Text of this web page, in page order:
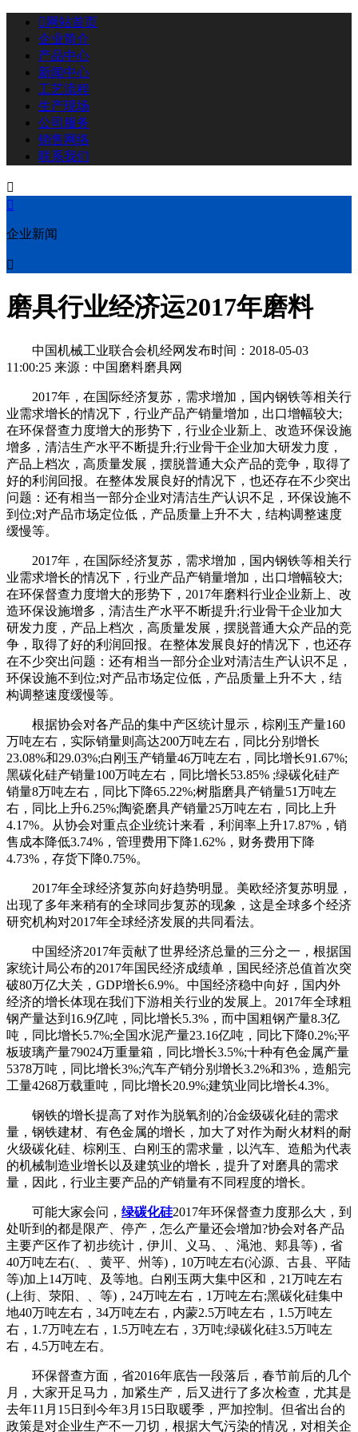
 网站首页
企业简介
产品中心
新闻中心
工艺流程
生产现场
公司服务
销售网络
联系我们


企业新闻

磨具行业经济运2017年磨料
中国机械工业联合会机经网发布时间：2018-05-03
11:00:25 来源：中国磨料磨具网
2017年，在国际经济复苏，需求增加，国内钢铁等相关行
业需求增长的情况下，行业产品产销量增加，出口增幅较大;
在环保督查力度增大的形势下，行业企业新上、改造环保设施
增多，清洁生产水平不断提升;行业骨干企业加大研发力度，
产品上档次，高质量发展，摆脱普通大众产品的竞争，取得了
好的利润回报。在整体发展良好的情况下，也还存在不少突出
问题：还有相当一部分企业对清洁生产认识不足，环保设施不
到位;对产品市场定位低，产品质量上升不大，结构调整速度
缓慢等。
2017年，在国际经济复苏，需求增加，国内钢铁等相关行
业需求增长的情况下，行业产品产销量增加，出口增幅较大;
在环保督查力度增大的形势下，2017年磨料行业企业新上、改
造环保设施增多，清洁生产水平不断提升;行业骨干企业加大
研发力度，产品上档次，高质量发展，摆脱普通大众产品的竞
争，取得了好的利润回报。在整体发展良好的情况下，也还存
在不少突出问题：还有相当一部分企业对清洁生产认识不足，
环保设施不到位;对产品市场定位低，产品质量上升不大，结
构调整速度缓慢等。
根据协会对各产品的集中产区统计显示，棕刚玉产量160
万吨左右，实际销量则高达200万吨左右，同比分别增长
23.08%和29.03%;白刚玉产销量46万吨左右，同比增长91.67%;
黑碳化硅产销量100万吨左右，同比增长53.85% ;绿碳化硅产
销量8万吨左右，同比下降65.22%;树脂磨具产销量51万吨左
右，同比上升6.25%;陶瓷磨具产销量25万吨左右，同比上升
4.17%。从协会对重点企业统计来看，利润率上升17.87%，销
售成本降低3.74%，管理费用下降1.62%，财务费用下降
4.73%，存货下降0.75%。
2017年全球经济复苏向好趋势明显。美欧经济复苏明显，
出现了多年来稍有的全球同步复苏的现象，这是全球多个经济
研究机构对2017年全球经济发展的共同看法。
中国经济2017年贡献了世界经济总量的三分之一，根据国
家统计局公布的2017年国民经济成绩单，国民经济总值首次突
破80万亿大关，GDP增长6.9%。中国经济稳中向好，国内外
经济的增长体现在我们下游相关行业的发展上。2017年全球粗
钢产量达到16.9亿吨，同比增长5.3%，而中国粗钢产量8.3亿
吨，同比增长5.7%;全国水泥产量23.16亿吨，同比下降0.2%;平
板玻璃产量79024万重量箱，同比增长3.5%;十种有色金属产量
5378万吨，同比增长3%;汽车产销分别增长3.2%和3%，造船完
工量4268万载重吨，同比增长20.9%;建筑业同比增长4.3%。
钢铁的增长提高了对作为脱氧剂的冶金级碳化硅的需求
量，钢铁建材、有色金属的增长，加大了对作为耐火材料的耐
火级碳化硅、棕刚玉、白刚玉的需求量，以汽车、造船为代表
的机械制造业增长以及建筑业的增长，提升了对磨具的需求
量，因此，行业主要产品的产销量有不同程度的增长。
可能大家会问， 绿碳化硅2017年环保督查力度那么大，到
处听到的都是限产、停产，怎么产量还会增加?协会对各产品
主要产区作了初步统计，伊川、义马、、渑池、郏县等)，省
40万吨左右(、、黄平、州等)，10万吨左右(沁源、古县、平陆
等)加上14万吨、及等地。白刚玉两大集中区和，21万吨左右
(上街、荥阳、、等)，24万吨左右，1万吨左右;黑碳化硅集中
地40万吨左右，34万吨左右，内蒙2.5万吨左右，1.5万吨左
右，1.7万吨左右，1.5万吨左右，3万吨;绿碳化硅3.5万吨左
右，4.5万吨左右。
环保督查方面，省2016年底告一段落后，春节前后的几个
月，大家开足马力，加紧生产，后又进行了多次检查，尤其是
去年11月15日到今年3月15日取暖季，严加控制。但省出台的
政策是对企业生产不一刀切，根据大气污染的情况，对相关企